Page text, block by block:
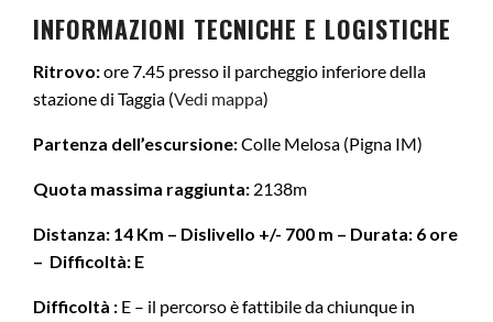
INFORMAZIONI TECNICHE E LOGISTICHE
Ritrovo:ore 7.45 presso il parcheggio inferiore della
stazione di Taggia (Vedi mappa)
Partenza dell’escursione:Colle Melosa (Pigna IM)
Quota massima raggiunta: 2138m
Distanza: 14 Km – Dislivello +/- 700 m – Durata: 6 ore
– Difficoltà: E
Difficoltà : E – il percorso è fattibile da chiunque in